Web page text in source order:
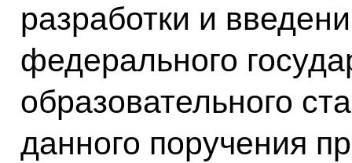
разработки и
федерального
образовательного
данного поручения